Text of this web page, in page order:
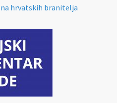
hrvatskih branitelja